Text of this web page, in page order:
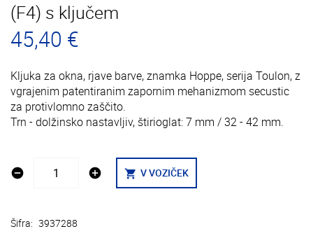
(F4) s ključem
45,40 €
Kljuka za okna, rjave barve, znamka Hoppe, serija Toulon, z
vgrajenim patentiranim zapornim mehanizmom secustic
za protivlomno zaščito.
Trn - dolžinsko nastavljiv, štirioglat: 7 mm / 32 - 42 mm.
remove_circle add_circle shopping_cart V VOZIČEK
Šifra: 3937288